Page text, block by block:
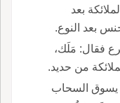
ملك: ذكر الملائكة بعد
فقال: مَلَك،
من حديد.
وقا الليث: الرعد ملك اسمه الرعد يسوق السحاب